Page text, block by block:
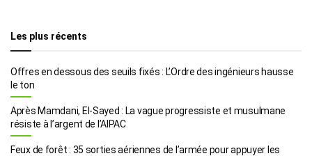
Les plus récents
Offres en dessous des seuils fixés : L’Ordre des ingénieurs hausse
le ton
Après Mamdani, El-Sayed : La vague progressiste et musulmane
résiste à l’argent de l’AIPAC
Feux de forêt : 35 sorties aériennes de l’armée pour appuyer les